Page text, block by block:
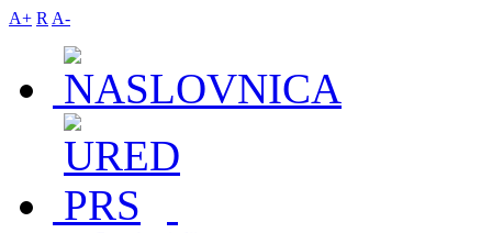
A+ R A-